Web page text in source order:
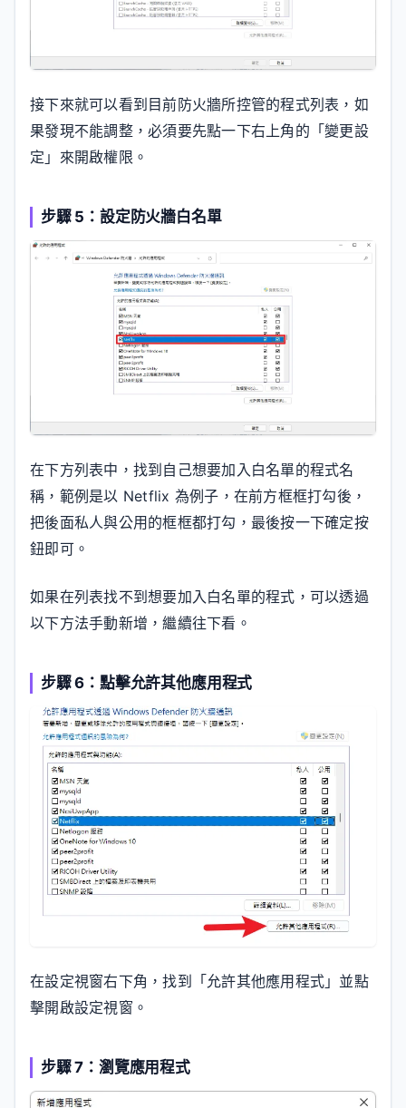
接下來就可以看到目前防火牆所控管的程式列表，如
果發現不能調整，必須要先點一下右上角的「變更設
定」來開啟權限。
步驟 5：設定防火牆白名單
在下方列表中，找到自己想要加入白名單的程式名
稱，範例是以 Netflix 為例子，在前方框框打勾後，
把後面私人與公用的框框都打勾，最後按一下確定按
鈕即可。
如果在列表找不到想要加入白名單的程式，可以透過
以下方法手動新增，繼續往下看。
步驟 6：點擊允許其他應用程式
在設定視窗右下角，找到「允許其他應用程式」並點
擊開啟設定視窗。
步驟 7：瀏覽應用程式